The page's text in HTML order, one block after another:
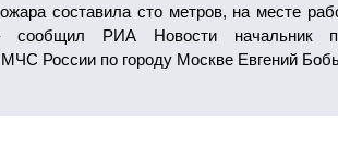
составила сто метров, на месте
сообщил РИА Новости начальник
России по городу Москве Евгений